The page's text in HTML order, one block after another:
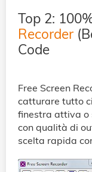
Top 2:
Recorder
Code
Free Screen
catturare tutto
finestra attiva o
con qualità di
scelta rapida